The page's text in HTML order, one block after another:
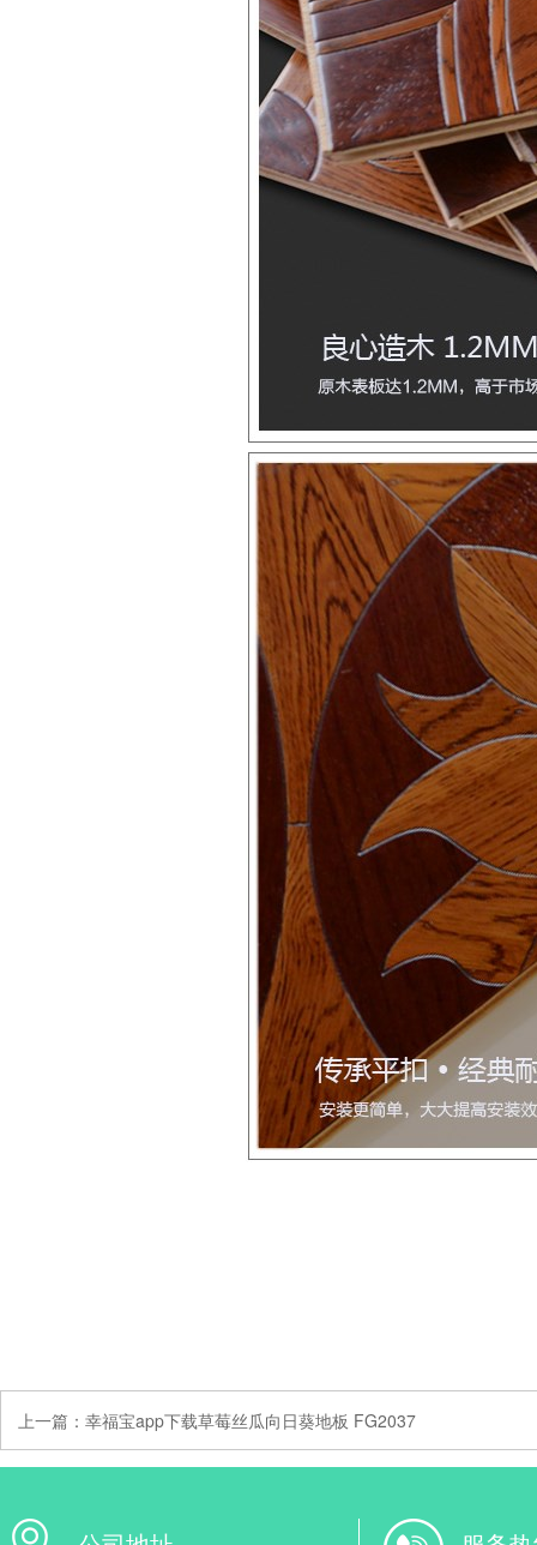
上一篇： 幸福宝app下载草莓丝瓜向日葵地板 FG2037